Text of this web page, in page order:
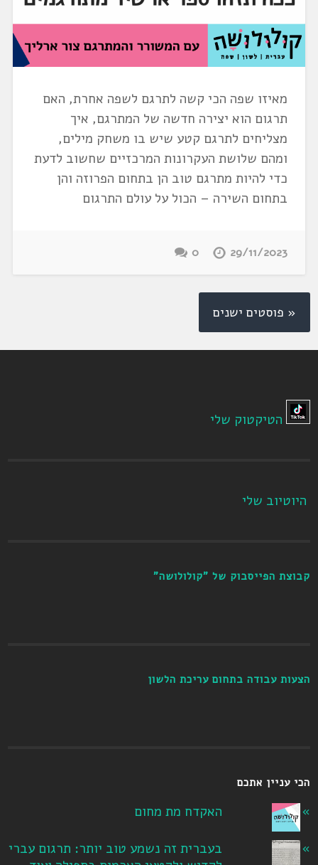
מאיזו שפה הכי קשה לתרגם לשפה אחרת, האם
תרגום הוא יצירה חדשה של המתרגם, איך
מצליחים לתרגם קטע שיש בו משחק מילים,
ומהם שלושת העקרונות המרכזיים שחשוב לדעת
כדי להיות מתרגם טוב הן בתחום הפרוזה והן
בתחום השירה – הכול על עולם התרגום
29/11/2023
0
« פוסטים ישנים
הטיקטוק שלי
היוטיוב שלי
קבוצת הפייסבוק של "קולולושה"
הצעות עבודה בתחום עריכת הלשון
הכי עניין אתכם
האקדח מת מחום
בעברית זה נשמע טוב יותר: תרגום עברי